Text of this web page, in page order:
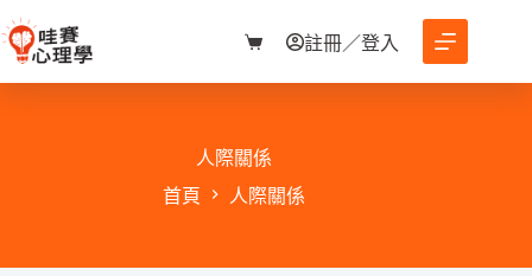
至
購
物
註冊／登入
人際關係
首頁
人際關係